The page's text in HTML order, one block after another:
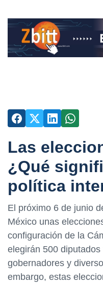
Las
¿Qué
política
El próximo 6 de junio
México unas
configuración de la
elegirán 500
gobernadores y
embargo, estas